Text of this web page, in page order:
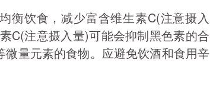
衡饮食，减少富含维生素C(注意摄入
C(注意摄入量)可能会抑制黑色素的合
量元素的食物。应避免饮酒和食用辛